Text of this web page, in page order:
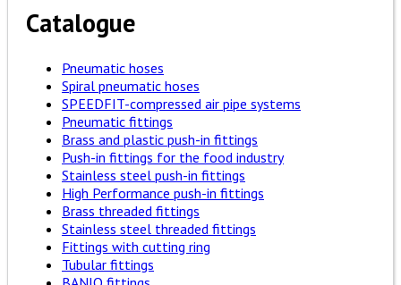
Catalogue
Pneumatic hoses
Spiral pneumatic hoses
SPEEDFIT-compressed air pipe systems
Pneumatic fittings
Brass and plastic push-in fittings
Push-in fittings for the food industry
Stainless steel push-in fittings
High Performance push-in fittings
Brass threaded fittings
Stainless steel threaded fittings
Fittings with cutting ring
Tubular fittings